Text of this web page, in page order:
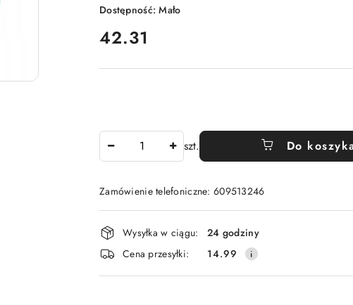
Dostępność:Mało
cena:
42.31
szt. Do
Zamówienie telefoniczne: 609513246
Dostępność
i
dostawa
Wysyłka w ciągu:
24 godziny
Cena przesyłki:
14.99